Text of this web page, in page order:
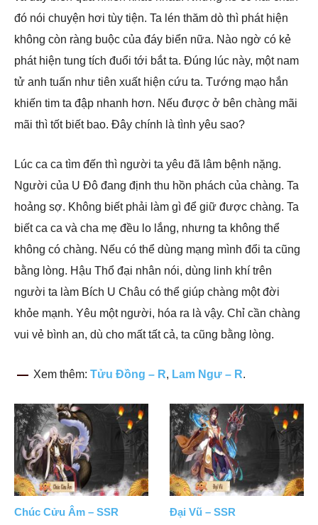
đó nói chuyện hơi tùy tiện. Ta lén thăm dò thì phát hiện
không còn ràng buộc của đáy biển nữa. Nào ngờ có kẻ
phát hiện tung tích đuổi tới bắt ta. Đúng lúc này, một nam
tử anh tuấn như tiên xuất hiện cứu ta. Tướng mạo hắn
khiến tim ta đập nhanh hơn. Nếu được ở bên chàng mãi
mãi thì tốt biết bao. Đây chính là tình yêu sao?
Lúc ca ca tìm đến thì người ta yêu đã lâm bệnh nặng.
Người của U Đô đang định thu hồn phách của chàng. Ta
hoảng sợ. Không biết phải làm gì để giữ được chàng. Ta
biết ca ca và cha mẹ đều lo lắng, nhưng ta không thể
không có chàng. Nếu có thể dùng mạng mình đổi ta cũng
bằng lòng. Hậu Thổ đại nhân nói, dùng linh khí trên
người ta làm Bích U Châu có thể giúp chàng một đời
khỏe mạnh. Yêu một người, hóa ra là vậy. Chỉ cần chàng
vui vẻ bình an, dù cho mất tất cả, ta cũng bằng lòng.
Xem thêm: Tửu Đồng – R, Lam Ngư – R.
Chúc Cửu Âm – SSR Đại Vũ – SSR